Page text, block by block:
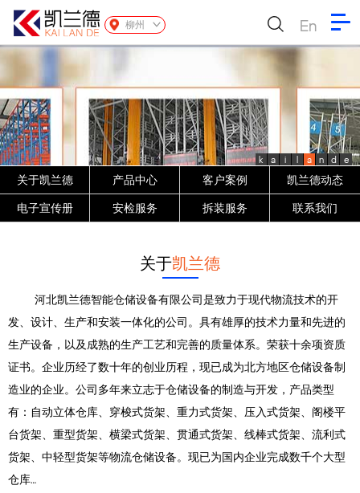
柳州 En
k a i l a n d e
关于凯兰德 产品中心 客户案例 凯兰德动态
电子宣传册 安检服务 拆装服务 联系我们
关于凯兰德
河北凯兰德智能仓储设备有限公司是致力于现代物流技术的开
发、设计、生产和安装一体化的公司。具有雄厚的技术力量和先进的
生产设备，以及成熟的生产工艺和完善的质量体系。荣获十余项资质
证书。企业历经了数十年的创业历程，现已成为北方地区仓储设备制
造业的企业。公司多年来立志于仓储设备的制造与开发，产品类型
有：自动立体仓库、穿梭式货架、重力式货架、压入式货架、阁楼平
台货架、重型货架、横梁式货架、贯通式货架、线棒式货架、流利式
货架、中轻型货架等物流仓储设备。现已为国内企业完成数千个大型
仓库…